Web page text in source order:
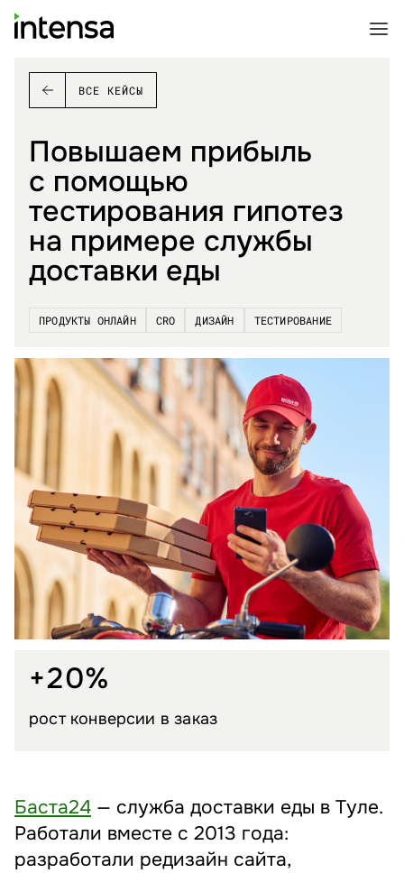
ВСЕ КЕЙСЫ
Повышаем прибыль
с помощью
тестирования гипотез
на примере службы
доставки еды
ПРОДУКТЫ ОНЛАЙН CRO ДИЗАЙН ТЕСТИРОВАНИЕ
+20%
рост конверсии в заказ
Баста24 — служба доставки еды в Туле.
Работали вместе с 2013 года:
разработали редизайн сайта,